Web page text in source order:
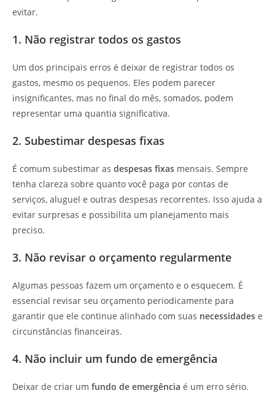
evitar.
1. Não registrar todos os gastos
Um dos principais erros é deixar de registrar todos os
gastos, mesmo os pequenos. Eles podem parecer
insignificantes, mas no final do mês, somados, podem
representar uma quantia significativa.
2. Subestimar despesas fixas
É comum subestimar as despesas fixas mensais. Sempre
tenha clareza sobre quanto você paga por contas de
serviços, aluguel e outras despesas recorrentes. Isso ajuda a
evitar surpresas e possibilita um planejamento mais
preciso.
3. Não revisar o orçamento regularmente
Algumas pessoas fazem um orçamento e o esquecem. É
essencial revisar seu orçamento periodicamente para
garantir que ele continue alinhado com suas necessidades e
circunstâncias financeiras.
4. Não incluir um fundo de emergência
Deixar de criar um fundo de emergência é um erro sério.